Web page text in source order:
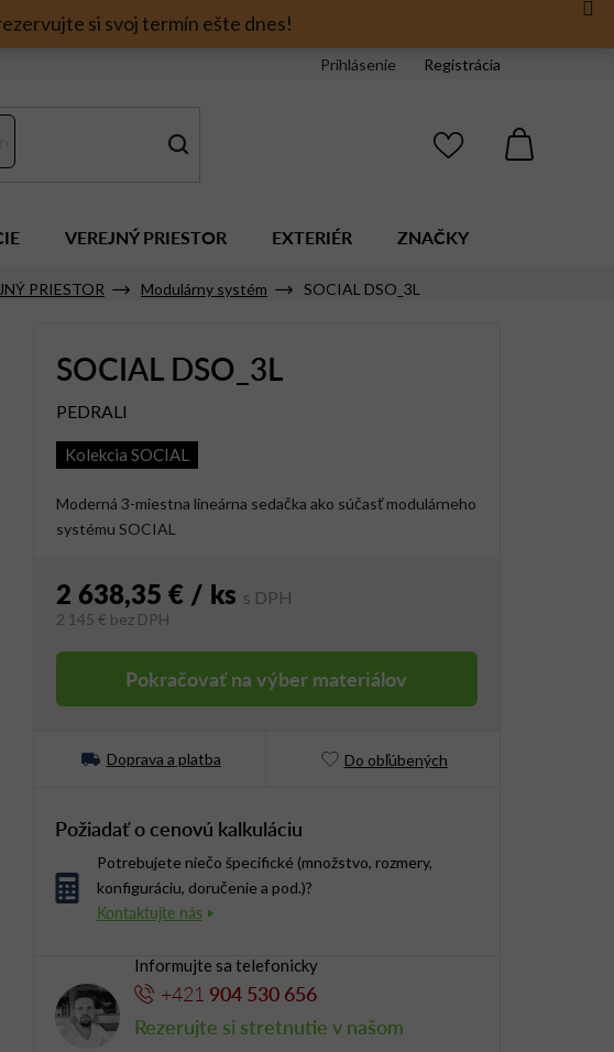
si svoj termín ešte dnes!
Prihlásenie Registrácia
VEREJNÝ PRIESTOR EXTERIÉR ZNAČKY
PRIESTOR Modulárny systém SOCIAL DSO_3L
SOCIAL DSO_3L
PEDRALI
Kolekcia SOCIAL
Moderná 3-miestna lineárna sedačka ako súčasť modulárneho
systému SOCIAL
2 638,35 € / ks
2 145 €bez DPH
Pokračovať na výber materiálov
Doprava a platba Do obľúbených
Požiadať o cenovú kalkuláciu
Potrebujete niečo špecifické (množstvo, rozmery,
konfiguráciu, doručenie a pod.)?
Informujte sa telefonicky
+421 904 530 656
Rezerujte si stretnutie v našom